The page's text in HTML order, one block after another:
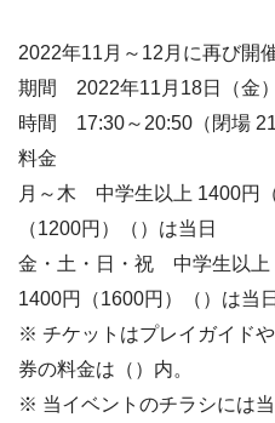
2022年11月～12月に再び開
期間 2022年11月18日（金）
時間 17:30～20:50（閉場
料金
月～木 中学生以上 1400円
（1200円）（）は当日
金・土・日・祝 中学生以
1400円（1600円）（）は当日
※ チケットはプレイガイド
券の料金は（）内。
※ 当イベントのチラシには